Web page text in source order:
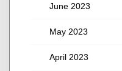
June 2023
May 2023
April 2023